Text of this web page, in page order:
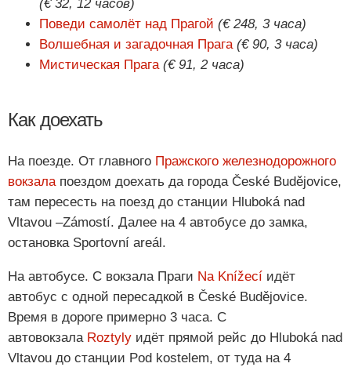
(€ 32, 12 часов)
Поведи самолёт над Прагой (€ 248, 3 часа)
Волшебная и загадочная Прага (€ 90, 3 часа)
Мистическая Прага (€ 91, 2 часа)
Как доехать
На поезде. От главного Пражского железнодорожного
вокзалапоездом доехать да города České Budějovice,
там пересесть на поезд до станции Hluboká nad
Vltavou –Zámostí. Далее на 4 автобусе до замка,
остановка Sportovní areál.
На автобусе. С вокзала Праги Na Knížecí идёт
автобус с одной пересадкой в České Budějovice.
Время в дороге примерно 3 часа. С
автовокзала Roztyly идёт прямой рейс до Hluboká nad
Vltavou до станции Pod kostelem, от туда на 4